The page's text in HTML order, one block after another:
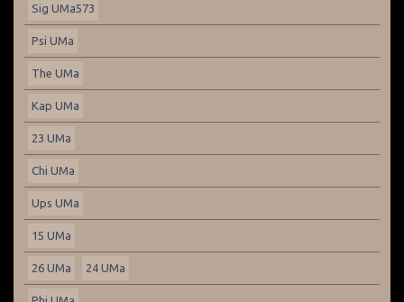
Sig UMa573
Psi UMa
The UMa
Kap UMa
23 UMa
Chi UMa
Ups UMa
15 UMa
26 UMa 24 UMa